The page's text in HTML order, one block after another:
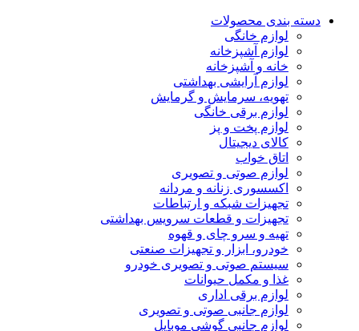
دسته بندی محصولات
لوازم خانگی
لوازم آشپزخانه
خانه و آشپزخانه
لوازم آرایشی بهداشتی
تهویه، سرمایش و گرمایش
لوازم برقی خانگی
لوازم پخت و پز
کالای دیجیتال
اتاق خواب
لوازم صوتی و تصویری
اکسسوری زنانه و مردانه
تجهیزات شبکه و ارتباطات
تجهیزات و قطعات سرویس بهداشتی
تهیه و سرو چای و قهوه
خودرو، ابزار و تجهیزات صنعتی
سیستم صوتی و تصویری خودرو
غذا و مکمل حیوانات
لوازم برقی اداری
لوازم جانبی صوتی و تصویری
لوازم جانبی گوشی موبایل